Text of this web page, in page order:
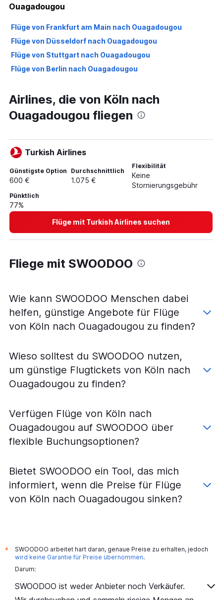
Ouagadougou
Flüge von Frankfurt am Main nach Ouagadougou
Flüge von Düsseldorf nach Ouagadougou
Flüge von Stuttgart nach Ouagadougou
Flüge von Berlin nach Ouagadougou
Airlines, die von Köln nach
Ouagadougou fliegen
Turkish Airlines
Günstigste Option
600 €
Durchschnittlich
1.075 €
Flexibilität
Keine
Stornierungsgebühr
Pünktlich
77%
Flüge mit Turkish Airlines suchen
Fliege mit SWOODOO
Wie kann SWOODOO Menschen dabei
helfen, günstige Angebote für Flüge
von Köln nach Ouagadougou zu finden?
Wieso solltest du SWOODOO nutzen,
um günstige Flugtickets von Köln nach
Ouagadougou zu finden?
Verfügen Flüge von Köln nach
Ouagadougou auf SWOODOO über
flexible Buchungsoptionen?
Bietet SWOODOO ein Tool, das mich
informiert, wenn die Preise für Flüge
von Köln nach Ouagadougou sinken?
*
SWOODOO arbeitet hart daran, genaue Preise zu erhalten, jedoch
wird keine Garantie für Preise übernommen.
Darum:
SWOODOO ist weder Anbieter noch Verkäufer.